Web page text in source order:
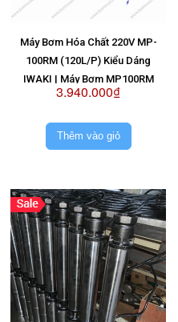
Máy Bơm Hóa Chất 220V MP-
100RM (120L/P) Kiểu Dáng
IWAKI | Máy Bơm MP100RM
220V
3.940.000₫
Thêm vào giỏ